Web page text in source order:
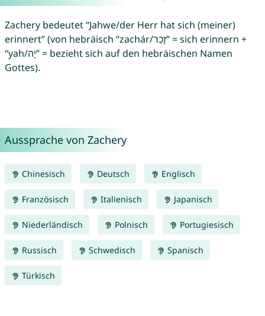
Zachery bedeutet “Jahwe/der Herr hat sich (meiner)
erinnert” (von hebräisch “zachár/זָכַר” = sich erinnern +
“yah/יָה” = bezieht sich auf den hebräischen Namen
Gottes).
Aussprache von Zachery
Chinesisch Deutsch Englisch
Französisch Italienisch Japanisch
Niederländisch Polnisch Portugiesisch
Russisch Schwedisch Spanisch
Türkisch